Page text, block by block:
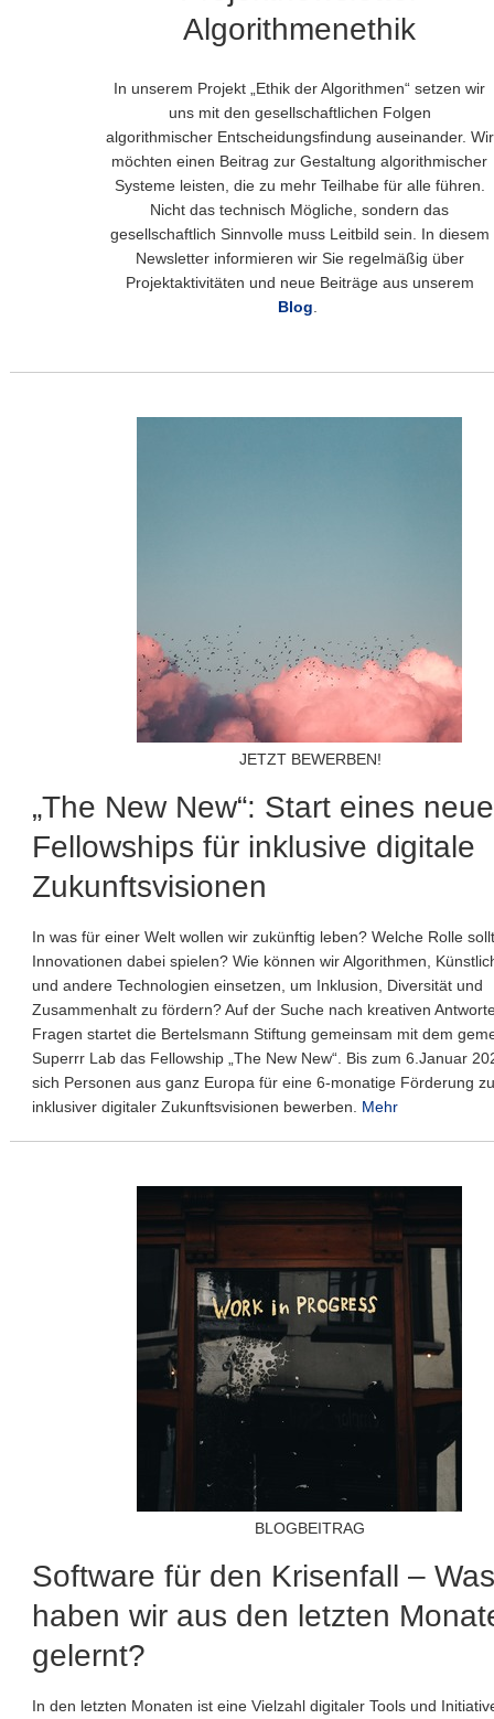
Algorithmenethik
In unserem Projekt „Ethik der Algorithmen“ setzen wir
uns mit den gesellschaftlichen Folgen
algorithmischer Entscheidungsfindung auseinander. Wir
möchten einen Beitrag zur Gestaltung algorithmischer
Systeme leisten, die zu mehr Teilhabe für alle führen.
Nicht das technisch Mögliche, sondern das
gesellschaftlich Sinnvolle muss Leitbild sein. In diesem
Newsletter informieren wir Sie regelmäßig über
Projektaktivitäten und neue Beiträge aus unserem
Blog
JETZT BEWERBEN!
„The New New“: Start eines
Fellowships für inklusive digitale
Zukunftsvisionen
In was für einer Welt wollen wir zukünftig leben? Welche Rolle
Innovationen dabei spielen? Wie können wir Algorithmen,
und andere Technologien einsetzen, um Inklusion, Diversität und
Zusammenhalt zu fördern? Auf der Suche nach kreativen
Fragen startet die Bertelsmann Stiftung gemeinsam mit dem
Superrr Lab das Fellowship „The New New“. Bis zum 6.Januar
sich Personen aus ganz Europa für eine 6-monatige Förderung
inklusiver digitaler Zukunftsvisionen bewerben. Mehr
BLOGBEITRAG
Software für den Krisenfall – Was
haben wir aus den letzten
gelernt?
In den letzten Monaten ist eine Vielzahl digitaler Tools und